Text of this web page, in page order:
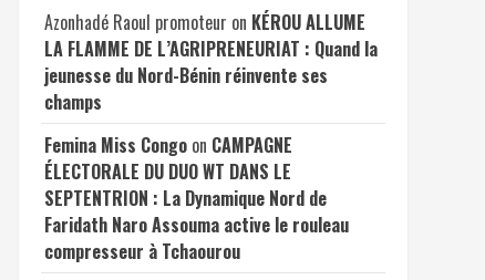
Azonhadé Raoul promoteur on KÉROU ALLUME
LA FLAMME DE L’AGRIPRENEURIAT : Quand la
jeunesse du Nord-Bénin réinvente ses
champs
Femina Miss Congoon CAMPAGNE
ÉLECTORALE DU DUO WT DANS LE
SEPTENTRION : La Dynamique Nord de
Faridath Naro Assouma active le rouleau
compresseur à Tchaourou